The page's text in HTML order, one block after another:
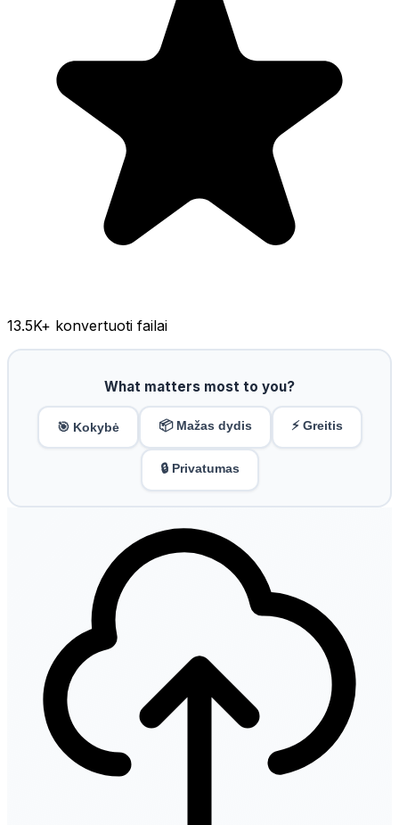
13.5K+ konvertuoti failai
What matters most to you?
🎯 Kokybė 📦 Mažas dydis ⚡ Greitis
🔒 Privatumas